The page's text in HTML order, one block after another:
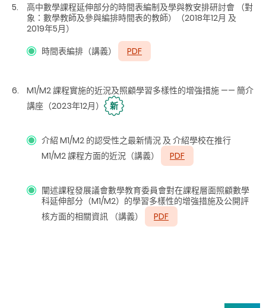
高中數學課程延伸部分的時間表編制及學與教安排研討會 （對
象：數學教師及參與編排時間表的教師）（2018年12月 及
2019年5月）
時間表編排（講義）
PDF
M1/M2 課程實施的近況及照顧學習多樣性的增強措施 —— 簡介
講座（2023年12月）
新
介紹 M1/M2 的認受性之最新情況 及 介紹學校在推行
M1/M2 課程方面的近況（講義）
PDF
闡述課程發展議會數學教育委員會對在課程層面照顧數學
科延伸部分（M1/M2）的學習多樣性的增強措施及公開評
核方面的相關資訊 （講義）
PDF